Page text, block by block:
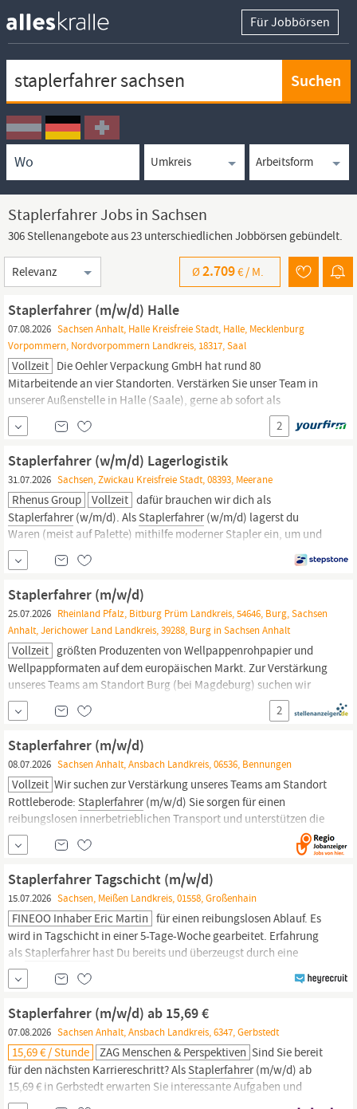
Für Jobbörsen
Ortssuche
Umkreissuche
Arbeitsform
Staplerfahrer Jobs in Sachsen
306 Stellenangebote aus 23 unterschiedlichen Jobbörsen gebündelt.
Sortierung
Ø2.709€ / M.
Staplerfahrer (m/w/d) Halle
07.08.2026 Sachsen Anhalt, Halle Kreisfreie Stadt, Halle, Mecklenburg
Vorpommern, Nordvorpommern Landkreis, 18317, Saal
Vollzeit Die Oehler Verpackung GmbH hat rund 80
Mitarbeitende an vier Standorten. Verstärken Sie unser Team in
unserer Außenstelle in Halle (Saale), gerne ab sofort als
Staplerfahrer
(m/w/d) Halle SO VERBRINGEN SIE IHREN TAG mit
dem Bedienen von Flurförderfahrzeugen sowie dem Ein- und
Auslagern von Waren und Beladen von LKWs Sie sind
2
Staplerfahrer (w/m/d) Lagerlogistik
31.07.2026 Sachsen, Zwickau Kreisfreie Stadt, 08393, Meerane
Rhenus Group Vollzeit dafür brauchen wir dich als
Staplerfahrer(w/m/d). Als Staplerfahrer(w/m/d) lagerst du
Waren (meist auf Palette) mithilfe moderner Stapler ein, um und
aus, sowohl im Hochregal als auch auf Blocklagerflächen. Dein
klares Ziel dabei: die pünktliche Verräumung bzw. Bereitstellung
der Waren zur Weiterverarbeitung. Zudem sorgst du für die...
Staplerfahrer (m/w/d)
25.07.2026 Rheinland Pfalz, Bitburg Prüm Landkreis, 54646, Burg, Sachsen
Anhalt, Jerichower Land Landkreis, 39288, Burg in Sachsen Anhalt
Vollzeit größten Produzenten von Wellpappenrohpapier und
Wellpappformaten auf dem europäischen Markt. Zur Verstärkung
unseres Teams am Standort Burg (bei Magdeburg) suchen wir
schnellstmöglich einen
(m/w/d) Kennziffer 2026-
1399 Erfahre mehr zum Arbeiten bei Progroup unter:
karriere.progroup.ag Das sind deine Aufgaben Logistik &
Verladung:
2
Staplerfahrer (m/w/d)
08.07.2026 Sachsen Anhalt, Ansbach Landkreis, 06536, Bennungen
Vollzeit Wir suchen zur Verstärkung unseres Teams am Standort
Rottleberode: Staplerfahrer(m/w/d) Sie sorgen für einen
reibungslosen innerbetrieblichen Transport und unterstützen die
Produktion mit Ihrer zuverlässigen Arbeit. Wenn Sie Erfahrung im
Umgang mit Staplern haben und ein Teamplayer sind, freuen wir
uns auf Ihre Bewerbung. Ihre Aufgaben:
Staplerfahrer Tagschicht (m/w/d)
15.07.2026 Sachsen, Meißen Landkreis, 01558, Großenhain
FINEOO Inhaber Eric Martin für einen reibungslosen Ablauf. Es
wird in Tagschicht in einer 5-Tage-Woche gearbeitet. Erfahrung
als Staplerfahrer hast Du bereits und überzeugst durch eine
souveräne und sichere Fahrweise? Dann freuen wir uns auf Deine
aussagekräftige Bewerbung. Ihre Aufgaben: - Entladen der
LKW`S mittels Gabelstapler - Einlagern der Waren - Wiegen der
Staplerfahrer (m/w/d) ab 15,69 €
07.08.2026 Sachsen Anhalt, Ansbach Landkreis, 6347, Gerbstedt
15,69 € / Stunde ZAG Menschen & Perspektiven Sind Sie bereit
für den nächsten Karriereschritt? Als Staplerfahrer(m/w/d) ab
15,69 € in Gerbstedt erwarten Sie interessante Aufgaben und
hervorragende Entwicklungsmöglichkeiten bei ZAG Menschen &